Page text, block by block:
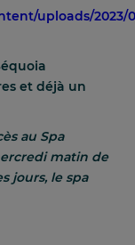
uploads/2023/
et déjà un
au Spa
matin de
jours, le spa